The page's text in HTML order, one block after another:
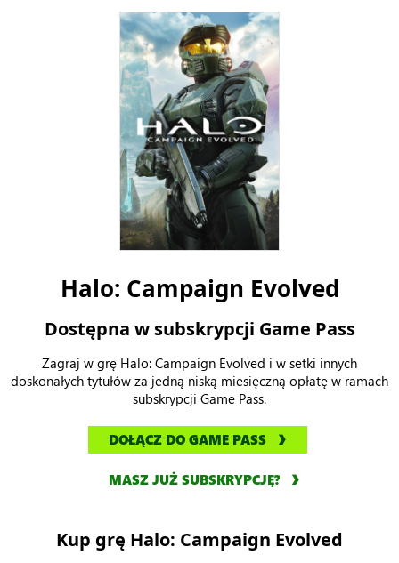
Halo: Campaign Evolved
Dostępna w subskrypcji Game Pass
Zagraj w grę Halo: Campaign Evolved i w setki innych
doskonałych tytułów za jedną niską miesięczną opłatę w ramach
subskrypcji Game Pass.
DOŁĄCZ DO GAME PASS
MASZ JUŻ SUBSKRYPCJĘ?
Kup grę Halo: Campaign Evolved